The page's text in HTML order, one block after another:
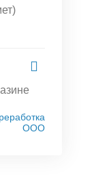
ООО